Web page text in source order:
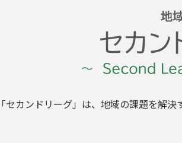
「セカンドリーグ」は、地域の課題を解